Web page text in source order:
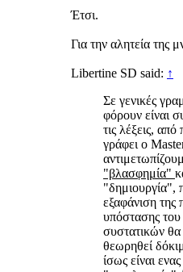
Έτσι.
Για την αλητεία της
Libertine SD said: ↑
Σε γενικές
φόρουν είναι
τις λέξεις, από
γράφει ο
"βλασφημία"
"δημιουργία",
εξαφάνιση της
υπόστασης
συστατικών
θεωρηθεί
ίσως είναι